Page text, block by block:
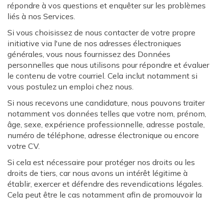
répondre à vos questions et enquêter sur les problèmes
liés à nos Services.
Si vous choisissez de nous contacter de votre propre
initiative via l'une de nos adresses électroniques
générales, vous nous fournissez des Données
personnelles que nous utilisons pour répondre et évaluer
le contenu de votre courriel. Cela inclut notamment si
vous postulez un emploi chez nous.
Si nous recevons une candidature, nous pouvons traiter
notamment vos données telles que votre nom, prénom,
âge, sexe, expérience professionnelle, adresse postale,
numéro de téléphone, adresse électronique ou encore
votre CV.
Si cela est nécessaire pour protéger nos droits ou les
droits de tiers, car nous avons un intérêt légitime à
établir, exercer et défendre des revendications légales.
Cela peut être le cas notamment afin de promouvoir la